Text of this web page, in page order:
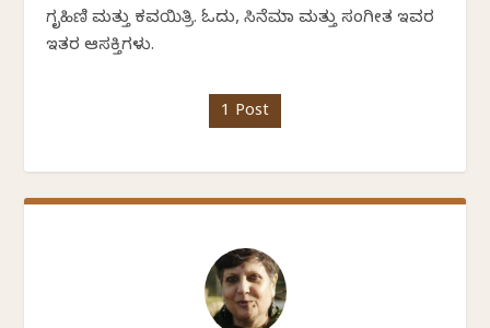
ಗೃಹಿಣಿ ಮತ್ತು ಕವಯಿತ್ರಿ. ಓದು, ಸಿನೆಮಾ ಮತ್ತು ಸಂಗೀತ ಇವರ
ಇತರ ಆಸಕ್ತಿಗಳು.
1 Post